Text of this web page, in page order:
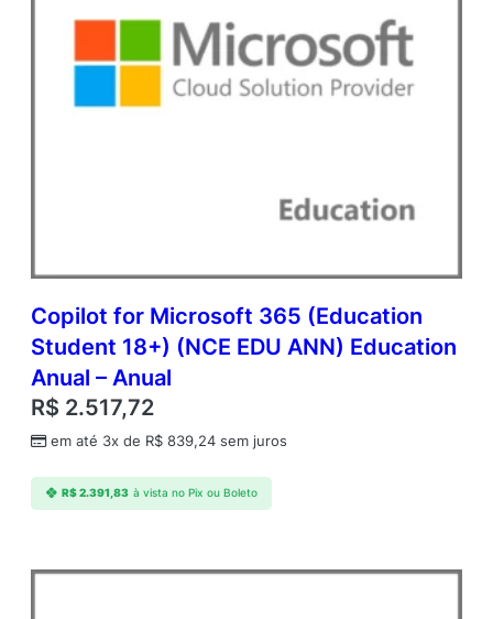
Copilot for Microsoft 365 (Education
Student 18+) (NCE EDU ANN) Education
Anual – Anual
R$ 2.517,72
em até 3x de R$ 839,24 sem juros
R$2.391,83 à vista no Pix ou Boleto